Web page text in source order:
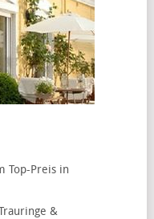
Top-Preis in
&